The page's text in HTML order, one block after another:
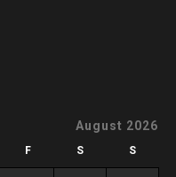
August 2026
F S S